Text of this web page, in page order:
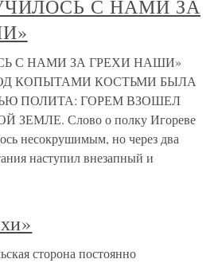
С НАМИ ЗА
С НАМИ ЗА ГРЕХИ НАШИ»
КОПЫТАМИ КОСТЬМИ БЫЛА
ПОЛИТА: ГОРЕМ ВЗОШЕЛ
Слово о полку Игореве
несокрушимым, но через два
наступил внезапный и
сторона постоянно